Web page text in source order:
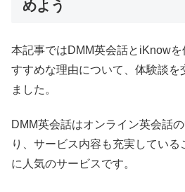
めよう
本記事ではDMM英会話とiKnow
すすめな理由について、体験談を
ました。
DMM英会話はオンライン英会話
り、サービス内容も充実してい
に人気のサービスです。